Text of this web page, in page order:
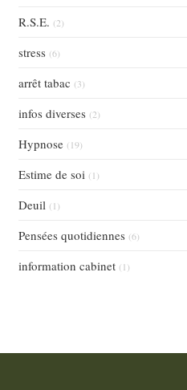
R.S.E. (2)
stress (6)
arrêt tabac (3)
infos diverses (2)
Hypnose (19)
Estime de soi (1)
Deuil (1)
Pensées quotidiennes (6)
information cabinet (1)